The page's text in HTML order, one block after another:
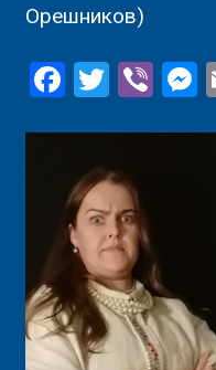
Орешников)
Facebook
Twitter